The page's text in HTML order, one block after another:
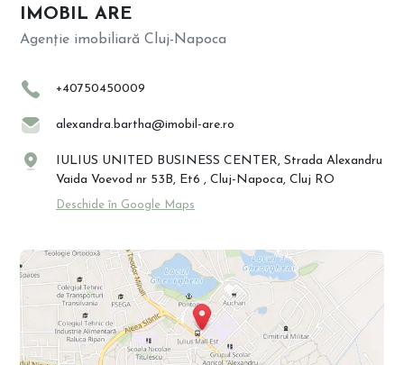
IMOBIL ARE
Agenție imobiliară Cluj-Napoca
+40750450009
alexandra.bartha@imobil-are.ro
IULIUS UNITED BUSINESS CENTER, Strada Alexandru
Vaida Voevod nr 53B, Et6 , Cluj-Napoca, Cluj RO
Deschide în Google Maps